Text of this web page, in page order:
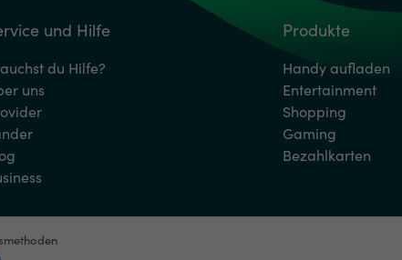
und Hilfe
du Hilfe?
uns
Produkte
Handy aufladen
Entertainment
Shopping
Gaming
Bezahlkarten